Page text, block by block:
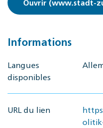
Ouvrir (www.stadt-
Informations
Langues
disponibles
URL du lien